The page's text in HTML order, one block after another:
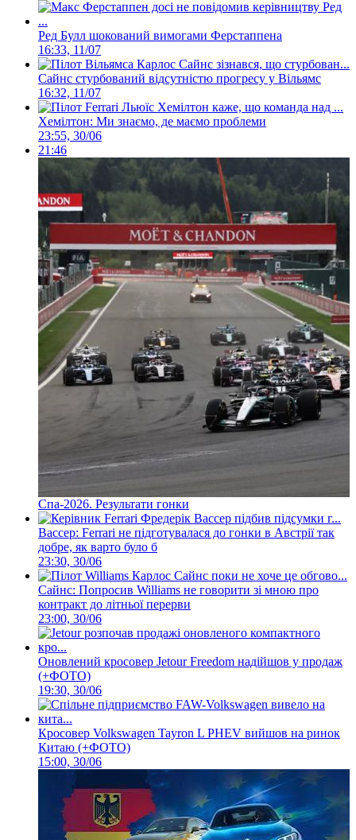
Ред Булл шокований вимогами Ферстаппена
16:33, 11/07
Сайнс стурбований відсутністю прогресу у Вільямс
16:32, 11/07
Хемілтон: Ми знаємо, де маємо проблеми
23:55, 30/06
21:46
Спа-2026. Результати гонки
Вассер: Ferrari не підготувалася до гонки в Австрії так
добре, як варто було б
23:30, 30/06
Сайнс: Попросив Williams не говорити зі мною про
контракт до літньої перерви
23:00, 30/06
Оновлений кросовер Jetour Freedom надійшов у продаж
(+ФОТО)
19:30, 30/06
Кросовер Volkswagen Tayron L PHEV вийшов на ринок
Китаю (+ФОТО)
15:00, 30/06